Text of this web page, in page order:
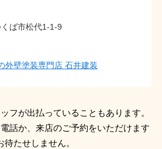
ば市松代1-1-9
外壁塗装専門店 石井建装
フが出払っていることもあります。
話か、来店のご予約をいただけます
待たせしません。